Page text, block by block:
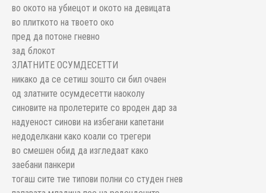
во окото на убиецот и окото на девицата
во плиткото на твоето око
пред да потоне гневно
зад блокот
ЗЛАТНИТЕ ОСУМДЕСЕТТИ
никако да се сетиш зошто си бил очаен
од златните осумдесетти наоколу
синовите на пролетерите со вроден дар за
надуеност синови на избегани капетани
недоделкани како коали со трегери
во смешен обид да изгледаат како
заебани панкери
тогаш сите тие типови полни со студен гнев